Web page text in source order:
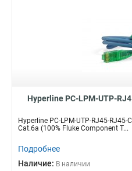
Hyperline PC-LPM-UTP-
Hyperline PC-LPM-UTP-RJ45-RJ45-
Cat.6a (100% Fluke Component T...
Подробнее
Наличие: В наличии